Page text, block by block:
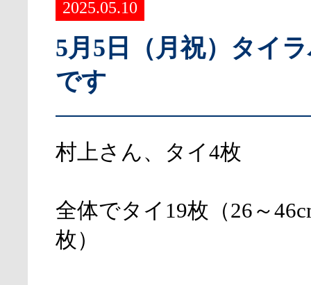
2025.05.10
5月5日（月祝）タイ
です
村上さん、タイ4枚
全体でタイ19枚（26～
枚）